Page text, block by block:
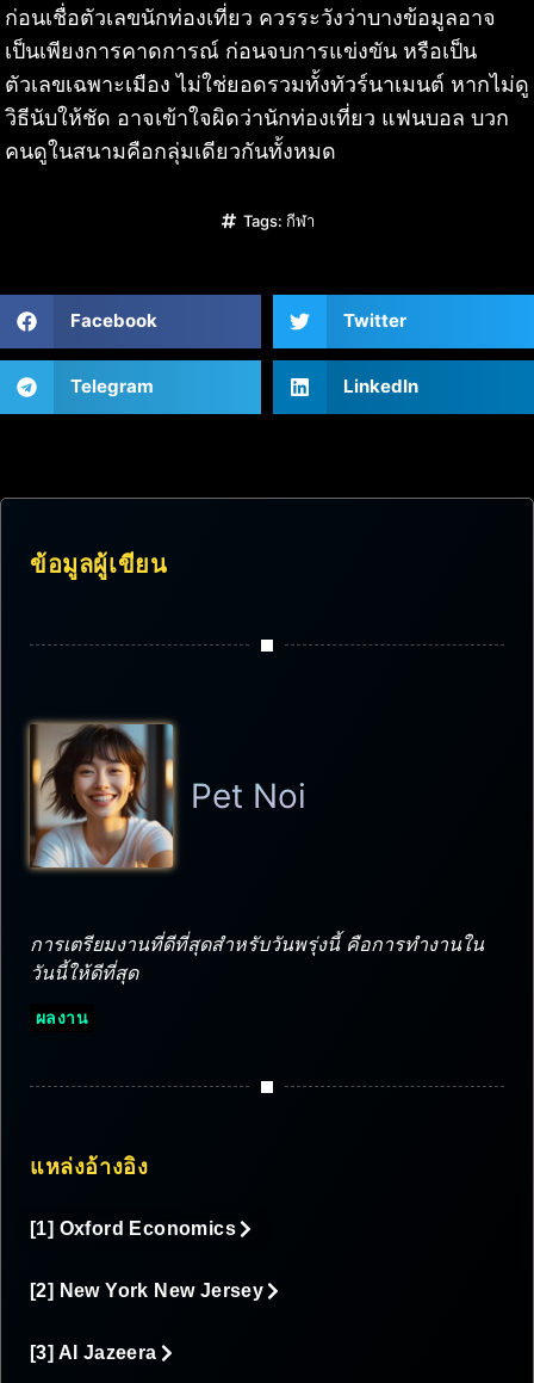
ก่อนเชื่อตัวเลขนักท่องเที่ยว ควรระวังว่าบางข้อมูลอาจ
เป็นเพียงการคาดการณ์ ก่อนจบการแข่งขัน หรือเป็น
ตัวเลขเฉพาะเมือง ไม่ใช่ยอดรวมทั้งทัวร์นาเมนต์ หากไม่ดู
วิธีนับให้ชัด อาจเข้าใจผิดว่านักท่องเที่ยว แฟนบอล บวก
คนดูในสนามคือกลุ่มเดียวกันทั้งหมด
Tags: กีฬา
Facebook Twitter
Telegram LinkedIn
ข้อมูลผู้เขียน
Pet Noi
การเตรียมงานที่ดีที่สุดสำหรับวันพรุ่งนี้ คือการทำงานใน
วันนี้ให้ดีที่สุด
ผลงาน
แหล่งอ้างอิง
[1] Oxford Economics
[2] New York New Jersey
[3] Al Jazeera